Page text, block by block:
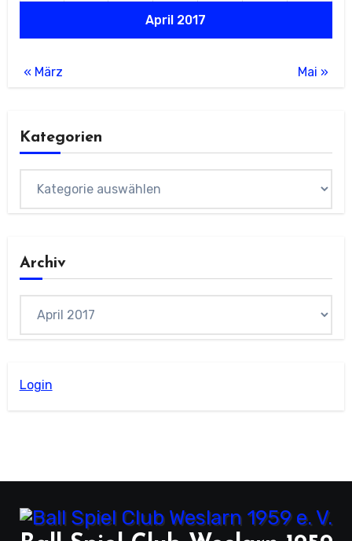
April 2017
« März Mai »
Kategorien
Archiv
Login